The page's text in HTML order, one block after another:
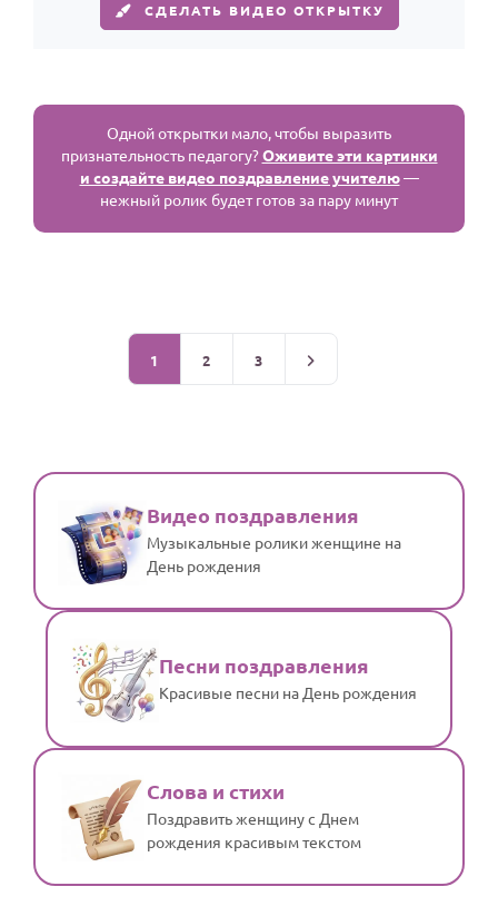
СДЕЛАТЬ ВИДЕО ОТКРЫТКУ
Одной открытки мало, чтобы выразить
признательность педагогу?Оживите эти картинки
и создайте видео поздравление учителю—
нежный ролик будет готов за пару минут
1 2 3
Видео поздравления
Музыкальные ролики женщине на
День рождения
Песни поздравления
Красивые песни на День рождения
Слова и стихи
Поздравить женщину с Днем
рождения красивым текстом